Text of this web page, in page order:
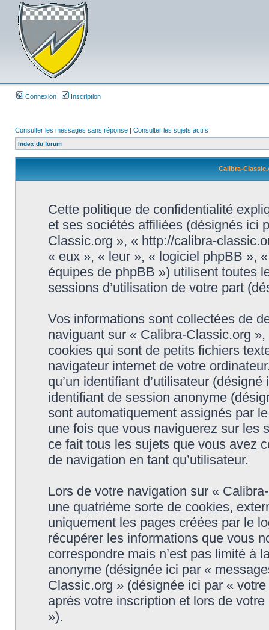
Connexion Inscription
Consulter les messages sans réponse | Consulter les sujets actifs
Index du forum
Calibra-
Cette politique de confidentialité
et ses sociétés affiliées (désignés ici
Classic.org », « http://calibra-
« eux », « leur », « logiciel phpBB »,
équipes de phpBB ») utilisent toutes
sessions d’utilisation de votre part
Vos informations sont collectées de
naviguant sur « Calibra-Classic.org
cookies qui sont de petits fichiers
navigateur internet de votre
qu’un identifiant d’utilisateur
identifiant de session anonyme
sont automatiquement assignés par
une fois que vous naviguerez sur les
ce fait tous les sujets que vous avez
de navigation en tant qu’utilisateur.
Lors de votre navigation sur «
une quatrième sorte de cookies,
uniquement les pages créées par le
récupérer les informations que vous
correspondre mais n’est pas limité à
anonyme (désignée ici par «
Classic.org » (désignée ici par «
après votre inscription et lors de
»).